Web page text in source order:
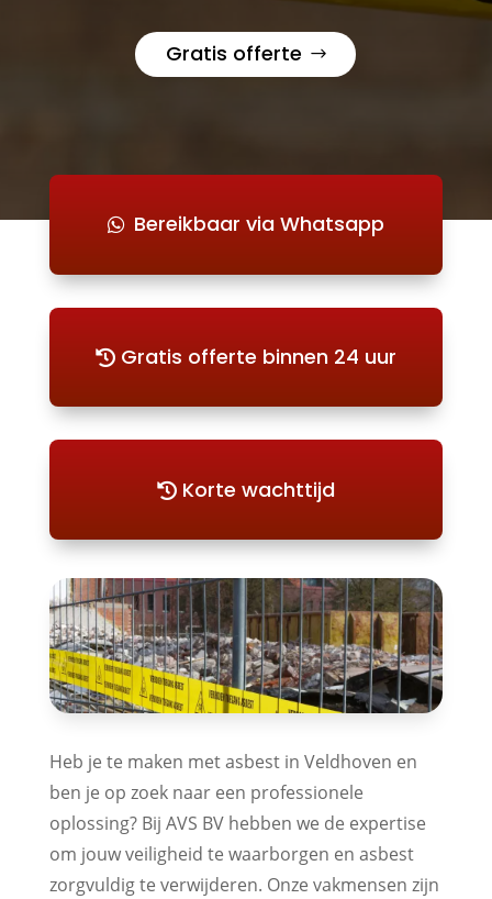
Gratis offerte
Bereikbaar via Whatsapp
Gratis offerte binnen 24 uur
Korte wachttijd
Heb je te maken met asbest in Veldhoven en
ben je op zoek naar een professionele
oplossing? Bij AVS BV hebben we de expertise
om jouw veiligheid te waarborgen en asbest
zorgvuldig te verwijderen. Onze vakmensen zijn